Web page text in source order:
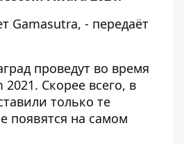
Gamasutra, - передаёт
проведут во время
Скорее всего, в
только те
появятся на самом